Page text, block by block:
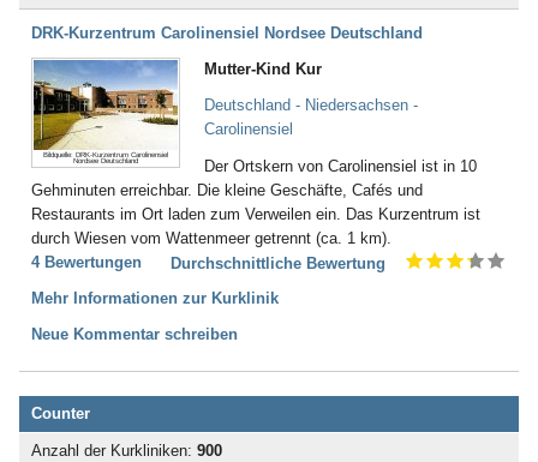
DRK-Kurzentrum Carolinensiel Nordsee Deutschland
Bildquelle: DRK-Kurzentrum Carolinensiel
Nordsee Deutschland
Mutter-Kind Kur
Deutschland - Niedersachsen -
Carolinensiel
Der Ortskern von Carolinensiel ist in 10
Gehminuten erreichbar. Die kleine Geschäfte, Cafés und
Restaurants im Ort laden zum Verweilen ein. Das Kurzentrum ist
durch Wiesen vom Wattenmeer getrennt (ca. 1 km).
4 Bewertungen
Durchschnittliche Bewertung
Mehr Informationen zur Kurklinik
Neue Kommentar schreiben
Counter
Anzahl der Kurkliniken: 900